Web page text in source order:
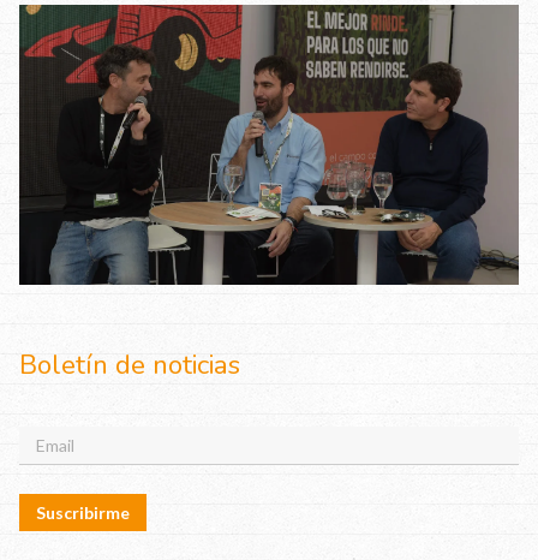
Boletín de noticias
Suscribirme